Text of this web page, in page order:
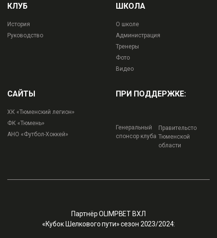
КЛУБ
История
Руководство
ШКОЛА
О школе
Администрация
Тренеры
Фото
Видео
САЙТЫ
ХК «Тюменский легион»
ФК «Тюмень»
АНО «Футбол-Хоккей»
ПРИ ПОДДЕРЖКЕ:
Генеральный
спонсор клуба
Правительсто
Тюменской
области
Партнёр OLIMPBET ВХЛ
«Кубок Шелкового пути» сезон 2023/2024: